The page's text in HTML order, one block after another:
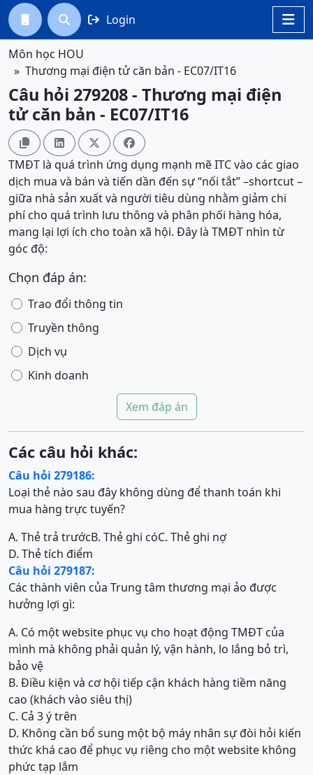

  Login
Môn học HOU
Thương mại điện tử căn bản - EC07/IT16
Câu hỏi 279208 - Thương mại điện
tử căn bản - EC07/IT16
   
TMĐT là quá trình ứng dụng mạnh mẽ ITC vào các giao
dịch mua và bán và tiến dần đến sự “nối tắt” –shortcut –
giữa nhà sản xuất và người tiêu dùng nhằm giảm chi
phí cho quá trình lưu thông và phân phối hàng hóa,
mang lại lợi ích cho toàn xã hội. Đây là TMĐT nhìn từ
góc độ:
Chọn đáp án:
Trao đổi thông tin
Truyền thông
Dịch vụ
Kinh doanh
Xem đáp án
Các câu hỏi khác:
Câu hỏi 279186:
Loại thẻ nào sau đây không dùng để thanh toán khi
mua hàng trực tuyến?
A. Thẻ trả trướcB. Thẻ ghi cóC. Thẻ ghi nợ
D. Thẻ tích điểm
Câu hỏi 279187:
Các thành viên của Trung tâm thương mại ảo được
hưởng lợi gì:
A. Có một website phục vụ cho hoạt động TMĐT của
mình mà không phải quản lý, vận hành, lo lắng bỏ trì,
bảo vệ
B. Điều kiện và cơ hội tiếp cận khách hàng tiềm năng
cao (khách vào siêu thị)
C. Cả 3 ý trên
D. Không cần bổ sung một bộ máy nhân sự đòi hỏi kiến
thức khá cao để phục vụ riêng cho một website không
phức tạp lắm